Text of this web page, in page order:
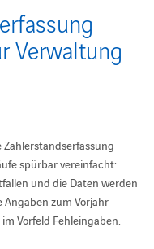
Verwaltung
spürbar vereinfacht:
und die Daten werden
zum Vorjahr
Vorfeld Fehleingaben.